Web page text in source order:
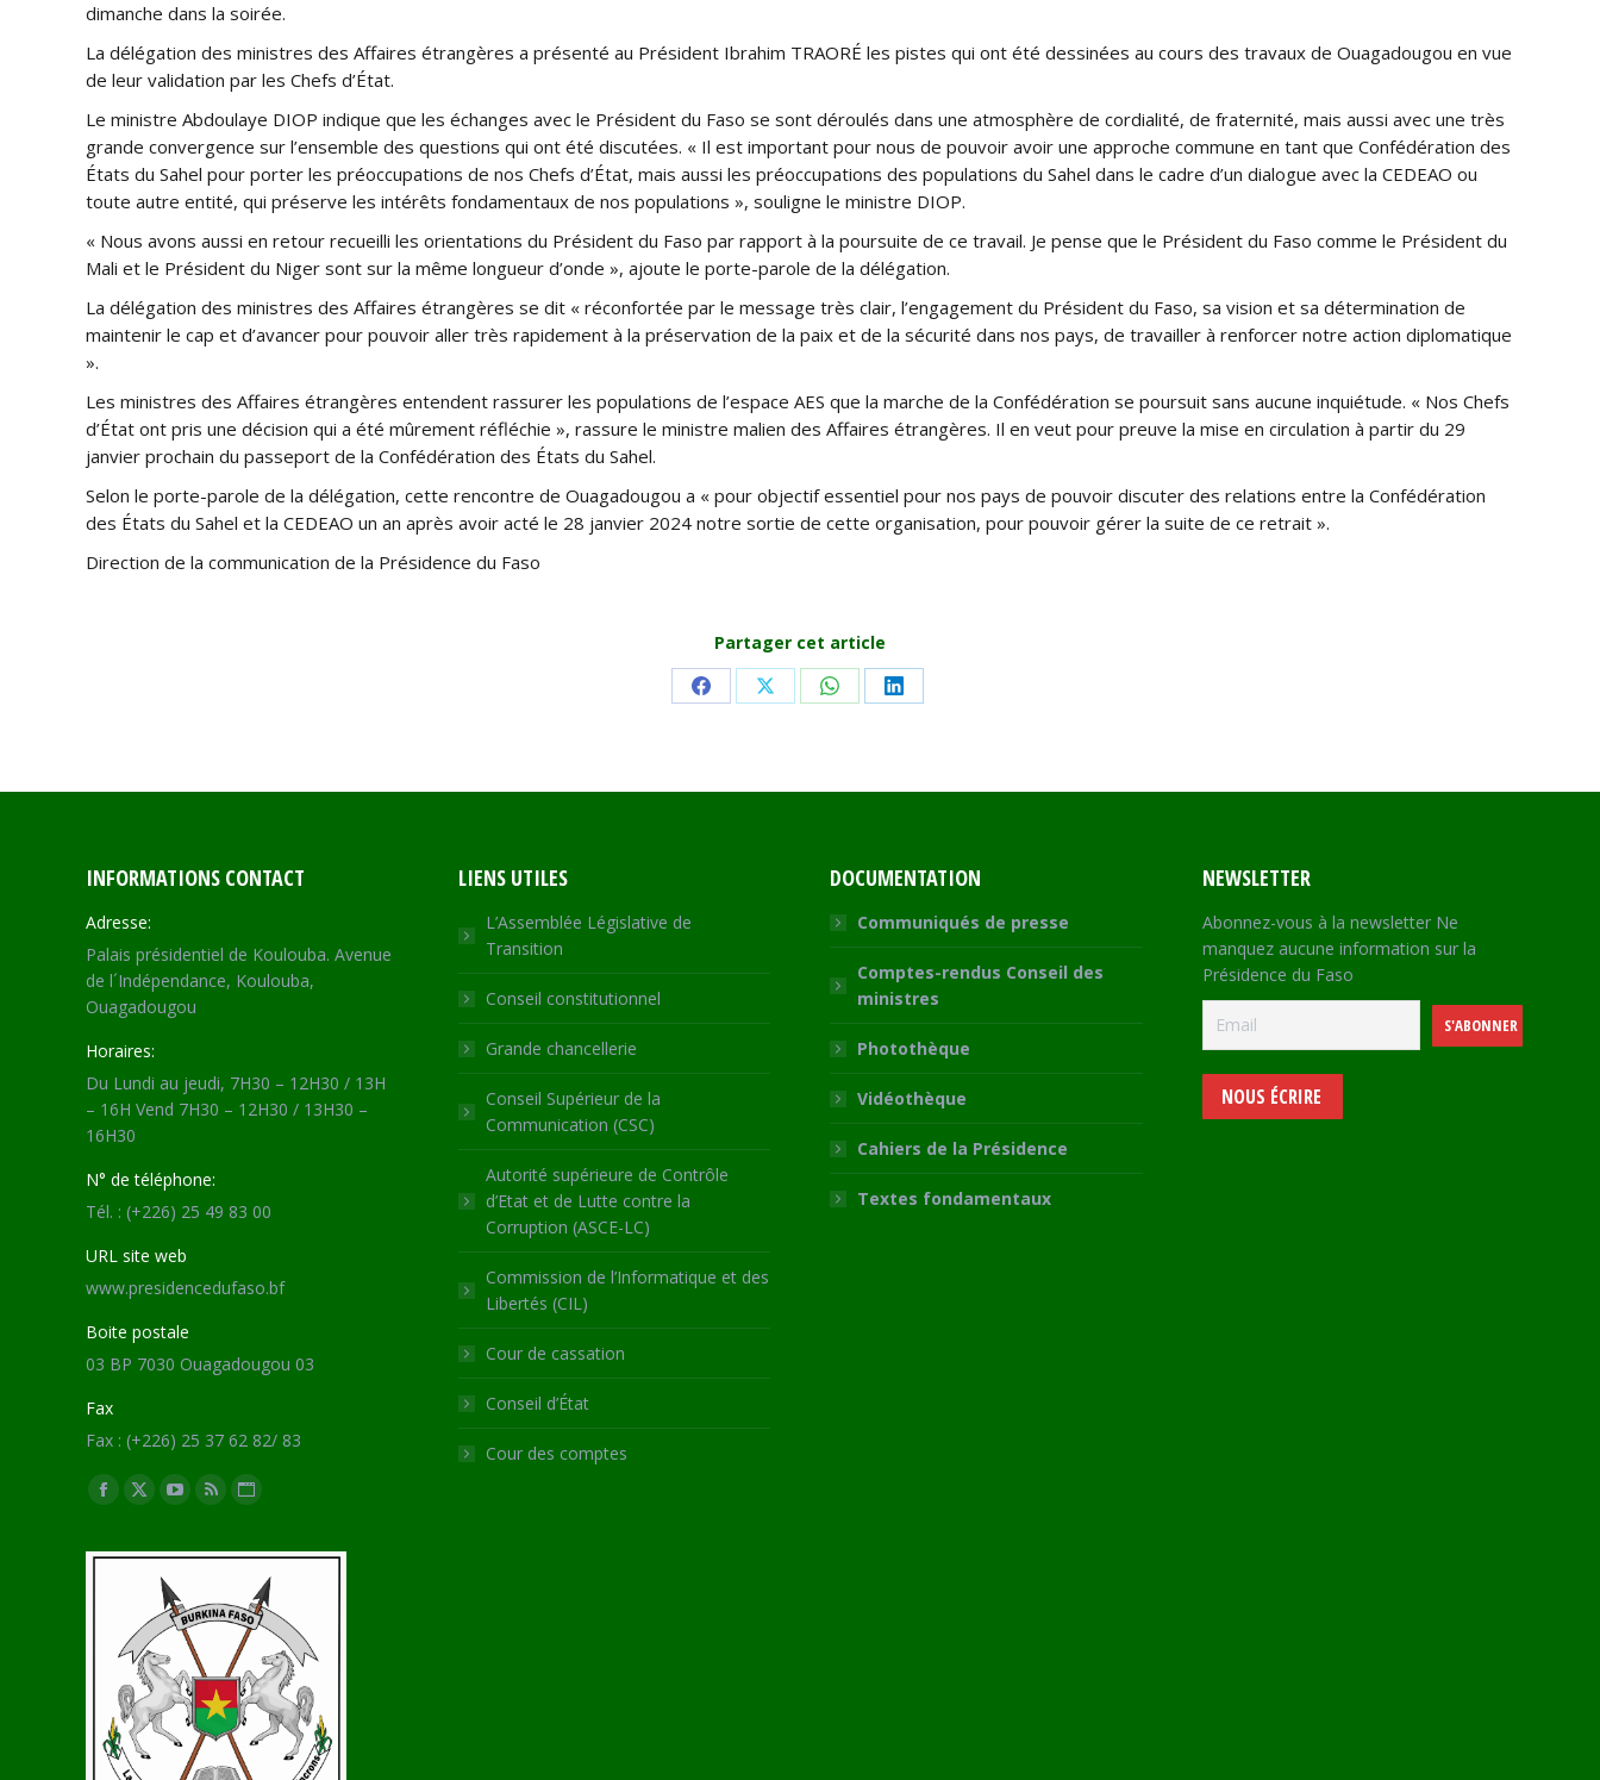
dimanche dans la soirée.
La délégation des ministres des Affaires étrangères a présenté au Président Ibrahim TRAORÉ les pistes qui ont été dessinées au cours des travaux de Ouagadougou en vue
de leur validation par les Chefs d’État.
Le ministre Abdoulaye DIOP indique que les échanges avec le Président du Faso se sont déroulés dans une atmosphère de cordialité, de fraternité, mais aussi avec une très
grande convergence sur l’ensemble des questions qui ont été discutées. « Il est important pour nous de pouvoir avoir une approche commune en tant que Confédération des
États du Sahel pour porter les préoccupations de nos Chefs d’État, mais aussi les préoccupations des populations du Sahel dans le cadre d’un dialogue avec la CEDEAO ou
toute autre entité, qui préserve les intérêts fondamentaux de nos populations », souligne le ministre DIOP.
« Nous avons aussi en retour recueilli les orientations du Président du Faso par rapport à la poursuite de ce travail. Je pense que le Président du Faso comme le Président du
Mali et le Président du Niger sont sur la même longueur d’onde », ajoute le porte-parole de la délégation.
La délégation des ministres des Affaires étrangères se dit « réconfortée par le message très clair, l’engagement du Président du Faso, sa vision et sa détermination de
maintenir le cap et d’avancer pour pouvoir aller très rapidement à la préservation de la paix et de la sécurité dans nos pays, de travailler à renforcer notre action diplomatique
».
Les ministres des Affaires étrangères entendent rassurer les populations de l’espace AES que la marche de la Confédération se poursuit sans aucune inquiétude. « Nos Chefs
d’État ont pris une décision qui a été mûrement réfléchie », rassure le ministre malien des Affaires étrangères. Il en veut pour preuve la mise en circulation à partir du 29
janvier prochain du passeport de la Confédération des États du Sahel.
Selon le porte-parole de la délégation, cette rencontre de Ouagadougou a « pour objectif essentiel pour nos pays de pouvoir discuter des relations entre la Confédération
des États du Sahel et la CEDEAO un an après avoir acté le 28 janvier 2024 notre sortie de cette organisation, pour pouvoir gérer la suite de ce retrait ».
Direction de la communication de la Présidence du Faso
Partager cet article
Share Share Share Share
INFORMATIONS CONTACT
Adresse:
Palais présidentiel de Koulouba. Avenue
de l´Indépendance, Koulouba,
Ouagadougou
Horaires:
Du Lundi au jeudi, 7H30 – 12H30 / 13H
– 16H Vend 7H30 – 12H30 / 13H30 –
16H30
N° de téléphone:
Tél. : (+226) 25 49 83 00
URL site web
www.presidencedufaso.bf
Boite postale
03 BP 7030 Ouagadougou 03
Fax
Fax : (+226) 25 37 62 82/ 83
Trouvez nous sur :
Facebook
opens
window
X
opens
new
window
YouTube
opens
in
new
window
RSS
opens
new
window
Site
page
opens
in
new
window
LIENS UTILES
L’Assemblée Législative de
Transition
Conseil constitutionnel
Grande chancellerie
Conseil Supérieur de la
Communication (CSC)
Autorité supérieure de Contrôle
d’Etat et de Lutte contre la
Corruption (ASCE-LC)
Commission de l’Informatique et des
Libertés (CIL)
Cour de cassation
Conseil d’État
Cour des comptes
DOCUMENTATION
Communiqués de presse
Comptes-rendus Conseil des
ministres
Photothèque
Vidéothèque
Cahiers de la Présidence
Textes fondamentaux
NEWSLETTER
Abonnez-vous à la newsletter Ne
manquez aucune information sur la
Présidence du Faso
NOUS ÉCRIRE